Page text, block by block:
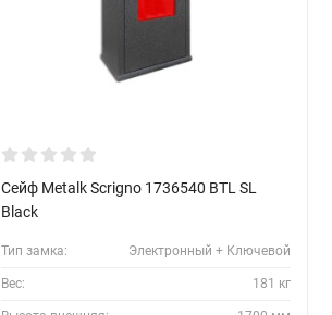
Сейф Metalk Scrigno 1736540 BTL SL
Black
Тип замка: Электронный + Ключевой
Вес: 181 кг